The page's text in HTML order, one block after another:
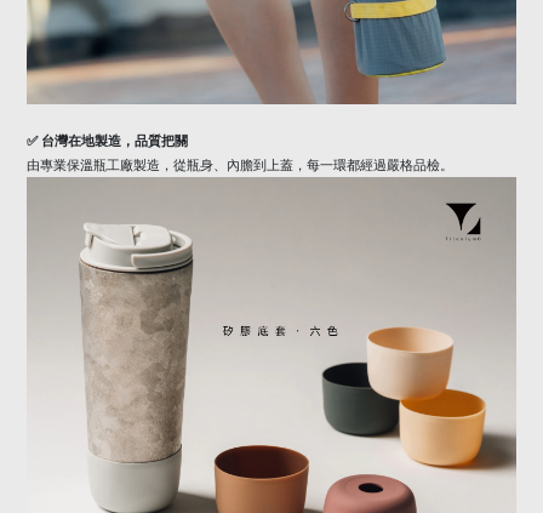
✅ 台灣在地製造，品質把關
由專業保溫瓶工廠製造，從瓶身、內膽到上蓋，每一環都經過嚴格品檢。